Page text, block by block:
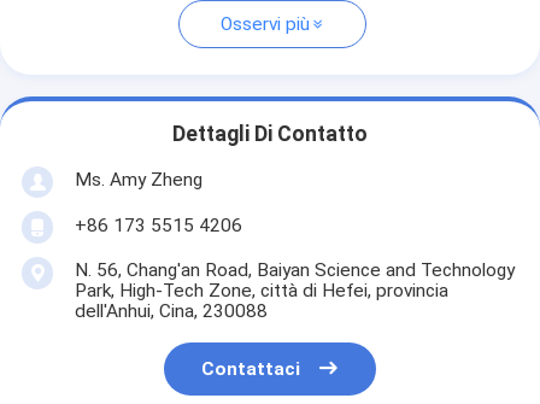
Osservi più
Dettagli Di Contatto
Ms. Amy Zheng
+86 173 5515 4206
N. 56, Chang'an Road, Baiyan Science and Technology
Park, High-Tech Zone, città di Hefei, provincia
dell'Anhui, Cina, 230088
Contattaci